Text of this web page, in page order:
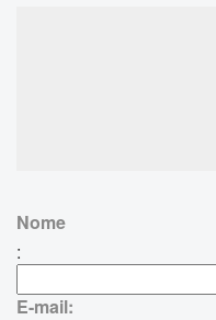
Nome
:
E-mail: